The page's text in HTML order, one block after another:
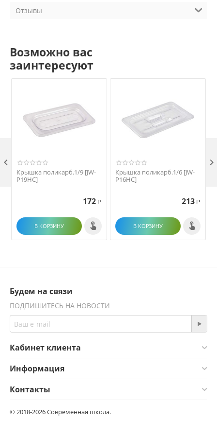
Отзывы
Возможно вас
заинтересуют
Крышка поликарб.1/9 [JW-
P19HC]
172 Р
В КОРЗИНУ
Крышка поликарб.1/6 [JW-
P16HC]
213 Р
В КОРЗИНУ
 
Будем на связи
ПОДПИШИТЕСЬ НА НОВОСТИ
Кабинет клиента
Информация
Контакты
© 2018-2026 Современная школа.